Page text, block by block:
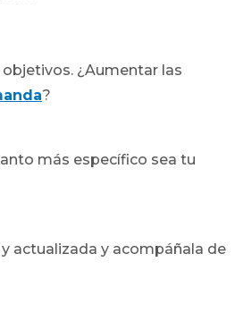
¿Aumentar las
?
más específico sea tu
actualizada y acompáñala de